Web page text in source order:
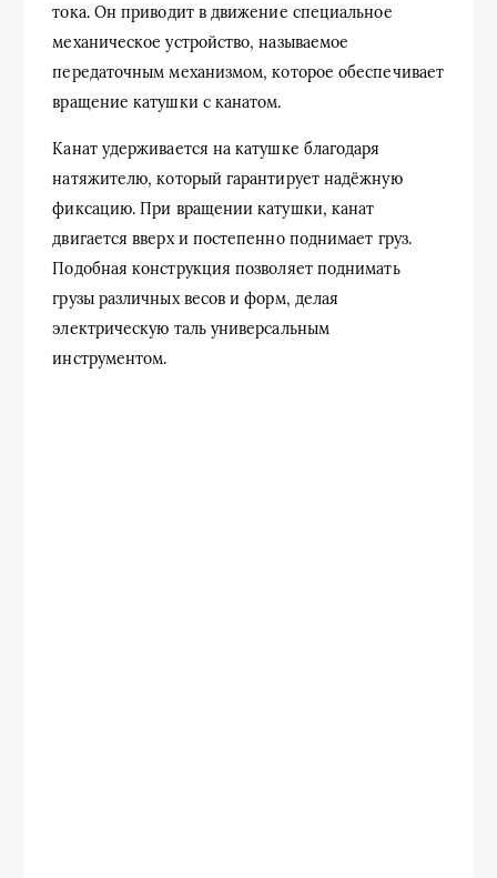
тока. Он приводит в движение специальное
механическое устройство, называемое
передаточным механизмом, которое обеспечивает
вращение катушки с канатом.
Канат удерживается на катушке благодаря
натяжителю, который гарантирует надёжную
фиксацию. При вращении катушки, канат
двигается вверх и постепенно поднимает груз.
Подобная конструкция позволяет поднимать
грузы различных весов и форм, делая
электрическую таль универсальным
инструментом.